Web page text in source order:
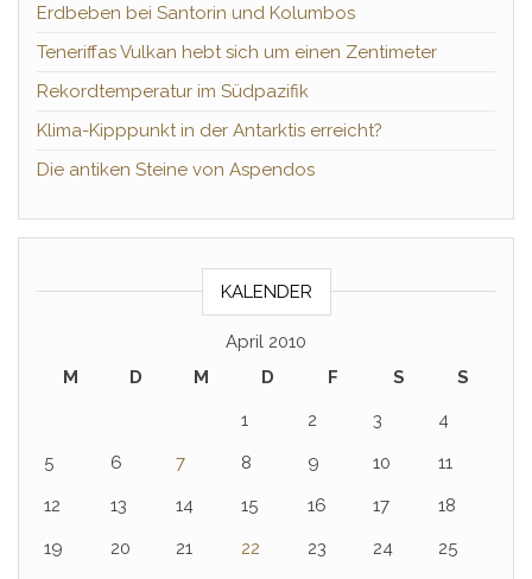
Erdbeben bei Santorin und Kolumbos
Teneriffas Vulkan hebt sich um einen Zentimeter
Rekordtemperatur im Südpazifik
Klima-Kipppunkt in der Antarktis erreicht?
Die antiken Steine von Aspendos
KALENDER
April 2010
M
D M D F S
S
1
2 3
4
5
6 7 8 9 10
11
12
13 14 15 16 17
18
19
20 21 22 23 24
25